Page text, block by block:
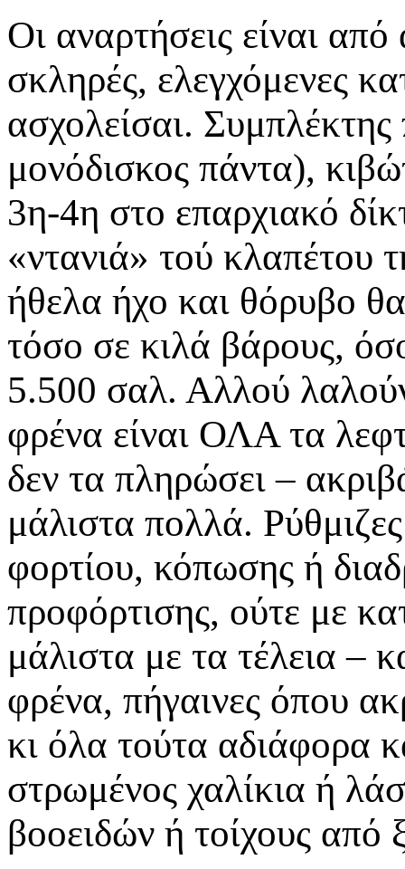
Οι αναρτήσεις είναι
σκληρές, ελεγχόμενες
ασχολείσαι.
μονόδισκος πάντα),
3η-4η στο επαρχιακό
«ντανιά» τού κλαπέτου
ήθελα ήχο και θόρυβο
τόσο σε κιλά βάρους,
5.500 σαλ. Αλλού
φρένα είναι ΟΛΑ τα
δεν τα πληρώσει –
μάλιστα πολλά.
φορτίου, κόπωσης ή
προφόρτισης, ούτε με
μάλιστα με τα τέλεια –
φρένα, πήγαινες όπου
κι όλα τούτα αδιάφορα
στρωμένος χαλίκια ή
βοοειδών ή τοίχους από